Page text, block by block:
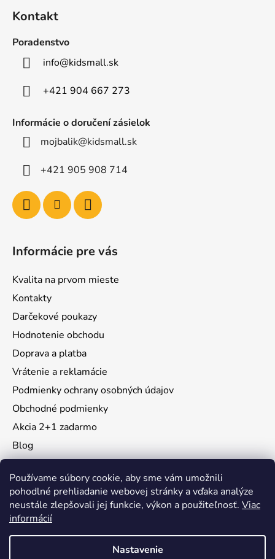
Používame súbory cookie, aby sme vám umožnili
pohodlné prehliadanie webovej stránky a vďaka analýze
neustále zlepšovali jej funkcie, výkon a použiteľnosť. Viac
informácií
Nastavenie
Kontakt
Poradenstvo
info@kidsmall.sk
+421 904 667 273
Informácie o doručení zásielok
mojbalik@kidsmall.sk
+421 905 908 714
Informácie pre vás
Kvalita na prvom mieste
Kontakty
Darčekové poukazy
Hodnotenie obchodu
Doprava a platba
Vrátenie a reklamácie
Podmienky ochrany osobných údajov
Obchodné podmienky
Akcia 2+1 zadarmo
Blog
Instagram